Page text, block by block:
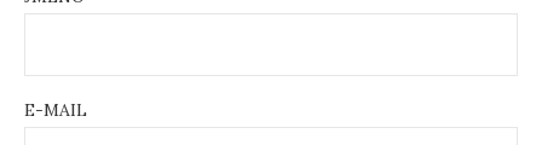
E-MAIL